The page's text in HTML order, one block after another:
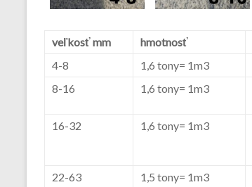
veľkosť mm hmotnosť
4-8
1,6 tony= 1m3
8-16
1,6 tony= 1m3
16-32 1,6 tony= 1m3
22-63 1,5 tony= 1m3